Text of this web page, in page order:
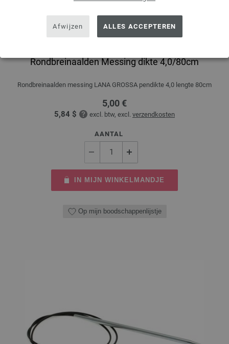
Afwijzen ALLES ACCEPTEREN
Rondbreinaalden Messing dikte 4,0/80cm
Rondbreinaalden messing LANA GROSSA pendikte 4,0 lengte 80cm
5,00 €
5,84 $ excl. btw, excl. verzendkosten
AANTAL
IN MIJN WINKELMANDJE
Op mijn boodschappenlijstje